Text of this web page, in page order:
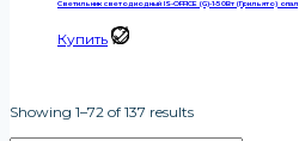
Светильник светодиодный IS-OFFICE (G)-1-50Вт (Грильято) опал
Купить
Showing 1–72 of 137 results